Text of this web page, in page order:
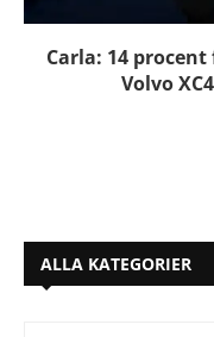
Carla: 14
Volvo
ALLA KATEGORIER